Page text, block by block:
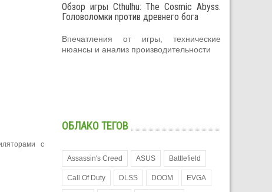
с
Обзор игры Cthulhu: The Cosmic Abyss.
Головоломки против древнего бога
Впечатления от игры, технические
нюансы и анализ производительности
ОБЛАКО ТЕГОВ
Assassin's Creed ASUS Battlefield
Call Of Duty DLSS DOOM EVGA